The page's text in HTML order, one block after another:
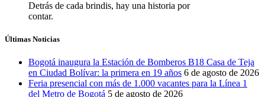
Detrás de cada brindis, hay una historia por
contar.
Últimas Noticias
Bogotá inaugura la Estación de Bomberos B18 Casa de Teja
en Ciudad Bolívar: la primera en 19 años 6 de agosto de 2026
Feria presencial con más de 1.000 vacantes para la Línea 1
del Metro de Bogotá 5 de agosto de 2026